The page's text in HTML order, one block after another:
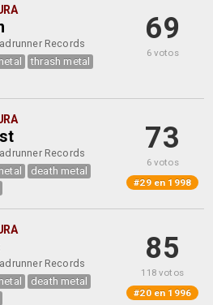
Records
thrash metal
69
6 votos
Records
death metal
73
6 votos
#29 en 1998
Records
death metal
85
118 votos
#20 en 1996